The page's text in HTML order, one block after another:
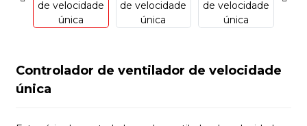
Controlador de ventilador de velocidade
única